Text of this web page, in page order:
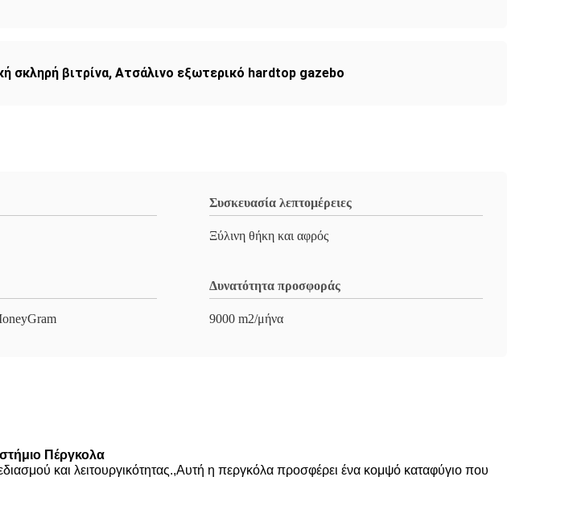
σκληρή βιτρίνα, Ατσάλινο εξωτερικό hardtop gazebo
Συσκευασία λεπτομέρειες
Ξύλινη θήκη και αφρός
Δυνατότητα προσφοράς
9000 m2/μήνα
Πέργκολα
και λειτουργικότητας.,Αυτή η περγκόλα προσφέρει ένα κομψό καταφύγιο που